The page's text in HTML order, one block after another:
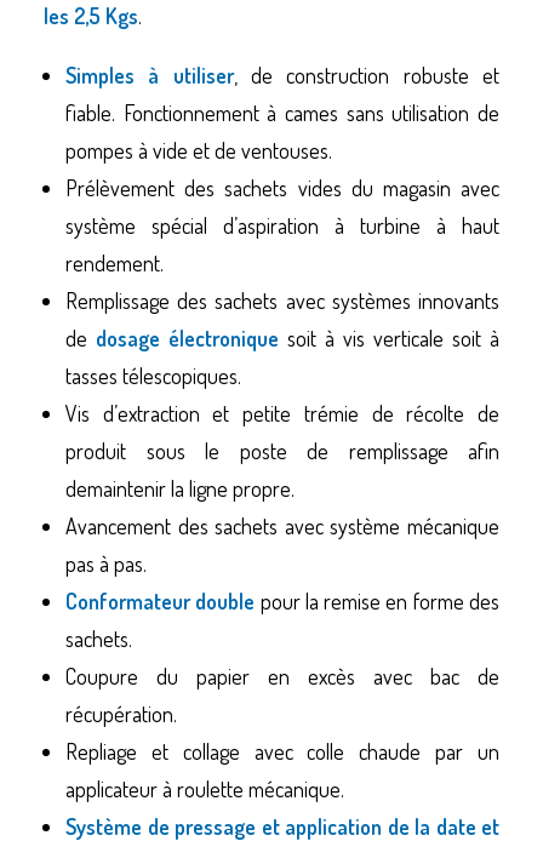
les 2,5 Kgs.
Simples à utiliser, de construction robuste et
fiable. Fonctionnement à cames sans utilisation de
pompes à vide et de ventouses.
Prélèvement des sachets vides du magasin avec
système spécial d’aspiration à turbine à haut
rendement.
Remplissage des sachets avec systèmes innovants
de dosage électronique soit à vis verticale soit à
tasses télescopiques.
Vis d’extraction et petite trémie de récolte de
produit sous le poste de remplissage afin
demaintenir la ligne propre.
Avancement des sachets avec système mécanique
pas à pas.
Conformateur double pour la remise en forme des
sachets.
Coupure du papier en excès avec bac de
récupération.
Repliage et collage avec colle chaude par un
applicateur à roulette mécanique.
Système de pressage et application de la date et